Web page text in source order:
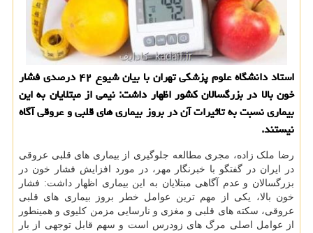
استاد دانشگاه علوم پزشکی تهران با بیان شیوع ۴۲ درصدی فشار
خون بالا در بزرگسالان کشور اظهار داشت: نیمی از مبتلایان به این
بیماری نسبت به تاثیرات آن در بروز بیماری های قلبی و عروقی آگاه
نیستند.
رضا ملک زاده، مجری مطالعه جلوگیری از بیماری های قلبی عروقی
در ایران در گفتگو با خبرنگار مهر، در مورد افزایش فشار خون در
بزرگسالان و عدم آگاهی مبتلایان به این بیماری اظهار داشت: فشار
خون بالا، یکی از مهم ترین عوامل خطر بروز بیماری های قلبی
عروقی، سکته های قلبی و مغزی و نارسایی مزمن کلیوی و همینطور
از عوامل اصلی مرگ های زودرس است و سهم قابل توجهی از بار